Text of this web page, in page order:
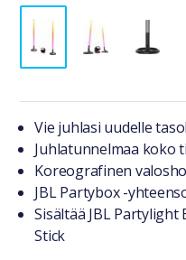
Tuotteesta
Vie juhlasi uudelle
Juhlatunnelmaa koko
Koreografinen
JBL Partybox -
Sisältää JBL Partylight
Stick